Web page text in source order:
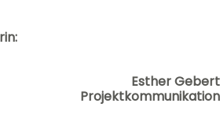
Esther Gebert
Projektkommunikation